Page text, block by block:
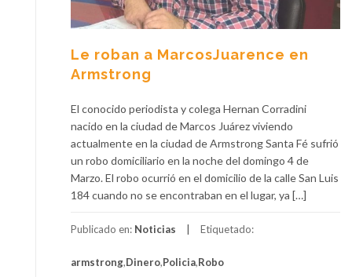
Le roban a MarcosJuarence en
Armstrong
El conocido periodista y colega Hernan Corradini
nacido en la ciudad de Marcos Juárez viviendo
actualmente en la ciudad de Armstrong Santa Fé sufrió
un robo domiciliario en la noche del domingo 4 de
Marzo. El robo ocurrió en el domicilio de la calle San Luis
184 cuando no se encontraban en el lugar, ya […]
Publicado en: Noticias Etiquetado:
armstrong,Dinero,Policia,Robo